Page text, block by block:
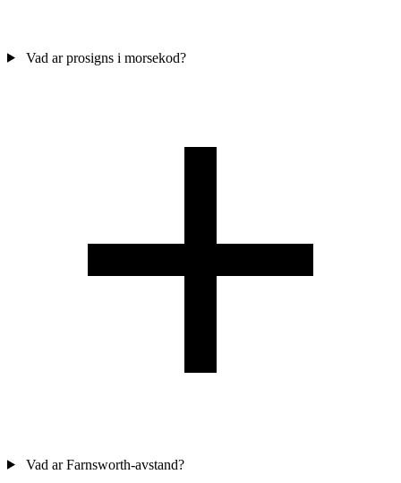
Vad ar prosigns i morsekod?
Vad ar Farnsworth-avstand?